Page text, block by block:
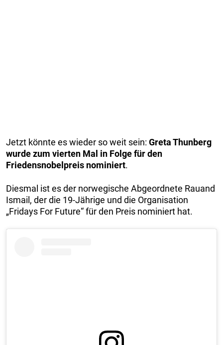
Jetzt könnte es wieder so weit sein: Greta Thunberg
wurde zum vierten Mal in Folge für den
Friedensnobelpreis nominiert.
Diesmal ist es der norwegische Abgeordnete Rauand
Ismail, der die 19-Jährige und die Organisation
„Fridays For Future“ für den Preis nominiert hat.